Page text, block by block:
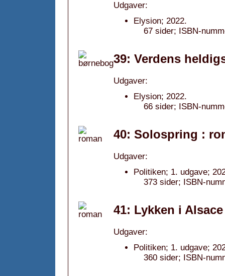
Udgaver:
Elysion; 2022.
67 sider; ISBN-
39: Verdens
Udgaver:
Elysion; 2022.
66 sider; ISBN-
40: Solospring :
Udgaver:
Politiken; 1. udgave;
373 sider; ISBN-
41: Lykken i
Udgaver:
Politiken; 1. udgave;
360 sider; ISBN-